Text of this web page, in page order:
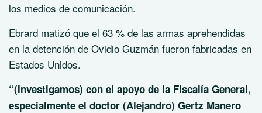
los medios de comunicación.
Ebrard matizó que el 63 % de las armas aprehendidas
en la detención de Ovidio Guzmán fueron fabricadas en
Estados Unidos.
“(Investigamos) con el apoyo de la Fiscalía General,
especialmente el doctor (Alejandro) Gertz Manero